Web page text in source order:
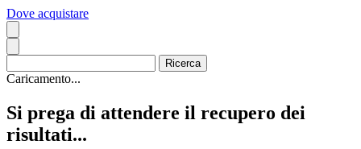
Dove acquistare
Caricamento...
Si prega di attendere il recupero dei
risultati...